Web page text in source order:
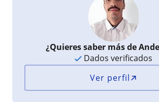
¿Quieres saber más de
Dados verificados
Ver perfil